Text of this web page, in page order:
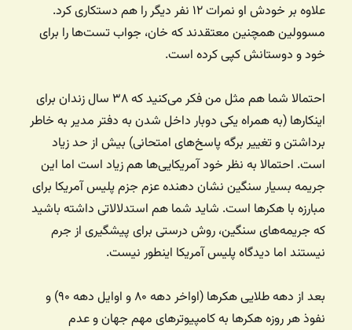
علاوه بر خودش او نمرات ۱۲ نفر دیگر را هم دستکاری کرد.
مسوولین همچنین معتقدند که خان، جواب تست‌ها را برای
خود و دوستانش کپی کرده است.
احتمالا شما هم مثل من فکر می‌کنید که ۳۸ سال زندان برای
اینکارها (به همراه یکی دوبار داخل شدن به دفتر مدیر به خاطر
برداشتن و تغییر برگه پاسخ‌های امتحانی) بیش از حد زیاد
است. احتمالا به نظر خود آمریکایی‌ها هم زیاد است اما این
جریمه بسیار سنگین نشان دهنده عزم جزم پلیس آمریکا برای
مبارزه با هکرها است. شاید شما هم استدلالاتی داشته باشید
که جریمه‌های سنگین، روش درستی برای پیشگیری از جرم
نیستند اما دیدگاه پلیس آمریکا اینطور نیست.
بعد از دهه طلایی هکرها (اواخر دهه ۸۰ و اوایل دهه ۹۰) و
نفوذ هر روزه هکرها به کامپیوترهای مهم جهان و عدم